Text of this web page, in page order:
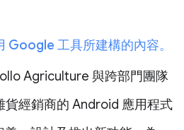
Google 工具所建構的內容。
Agriculture 與跨部門團隊
貨經銷商的 Android 應用程式